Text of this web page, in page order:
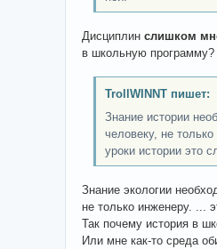
Дисциплин слишком
в школьную программу?
TrollWINNT пишет:
Знание истории
человеку, не
уроки истории это
Знание экологии
не только инженеру. ...
Так почему история в
Или мне как-то среда